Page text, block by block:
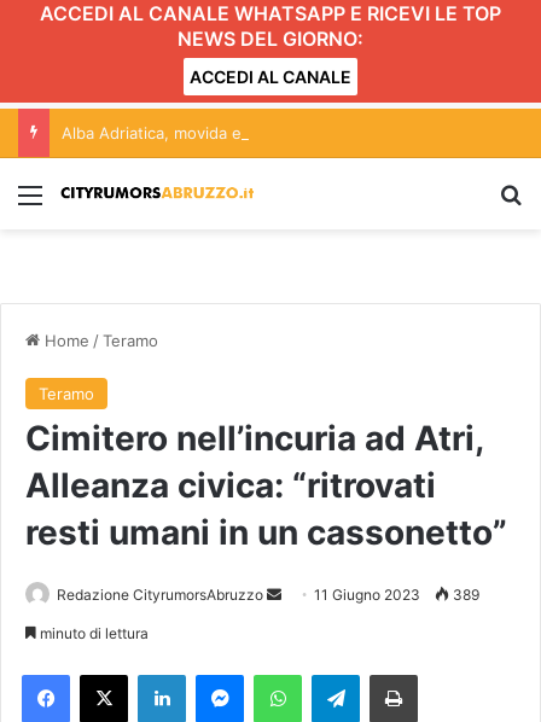
ACCEDI AL CANALE WHATSAPP E RICEVI LE TOP
NEWS DEL GIORNO:
ACCEDI AL CANALE
Menu
Home /Teramo
Teramo
Cimitero nell’incuria ad Atri,
Alleanza civica: “ritrovati
resti umani in un cassonetto”
Redazione CityrumorsAbruzzo
a
11 Giugno 2023 389
minuto di lettura
Telegram